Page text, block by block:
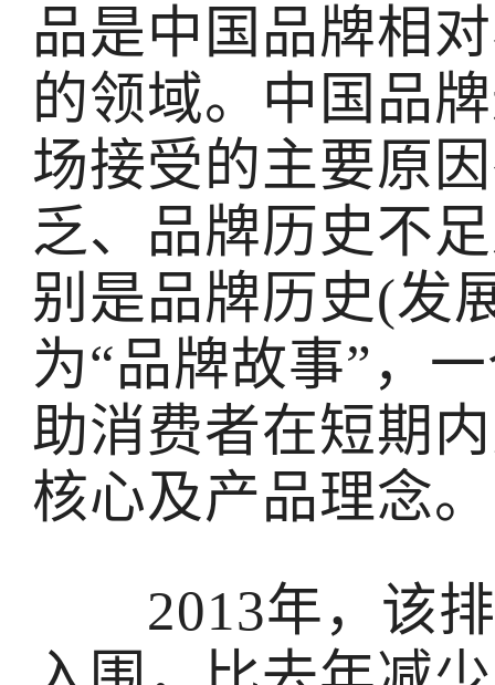
品是中国品牌相
的领域。中国品
场接受的主要原
乏、品牌历史不
别是品牌历史(发
为“品牌故事”，
助消费者在短期
核心及产品理念。
2013年，该排